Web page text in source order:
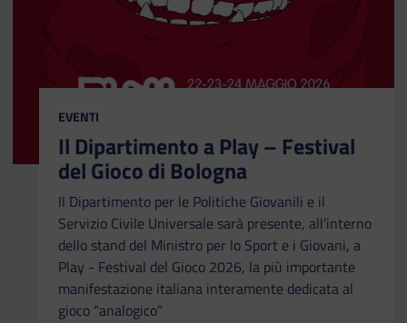
CATEGORIA:
EVENTI
Il Dipartimento a Play – Festival
del Gioco di Bologna
Il Dipartimento per le Politiche Giovanili e il
Servizio Civile Universale sarà presente, all’interno
dello stand del Ministro per lo Sport e i Giovani, a
Play - Festival del Gioco 2026, la più importante
manifestazione italiana interamente dedicata al
gioco “analogico”